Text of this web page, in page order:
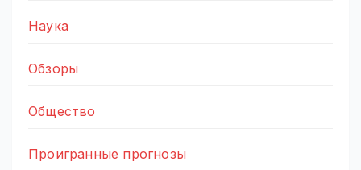
Наука
Обзоры
Общество
Проигранные прогнозы